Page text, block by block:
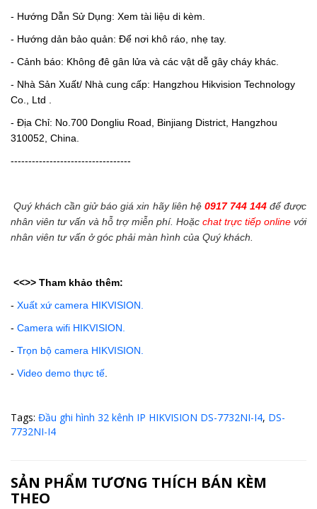
- Hướng Dẫn Sử Dụng: Xem tài liệu di kèm.
- Hướng dản bảo quản: Để nơi khô ráo, nhẹ tay.
- Cảnh báo: Không đê gân lửa và các vật dễ gây cháy khác.
- Nhà Sản Xuất/ Nhà cung cấp: Hangzhou Hikvision Technology
Co., Ltd .
- Địa Chỉ: No.700 Dongliu Road, Binjiang District, Hangzhou
310052, China.
----------------------------------
Quý khách cần giử báo giá xin hãy liên hệ 0917 744 144để được
nhân viên tư vấn và hỗ trợ miễn phí. Hoặc chat trực tiếp onlinevới
nhân viên tư vấn ở góc phải màn hình của Quý khách.
<<>> Tham khảo thêm:
- Xuất xứ camera HIKVISION.
- Camera wifi HIKVISION.
- Trọn bộ camera HIKVISION.
- Video demo thực tế.
Tags: Đầu ghi hình 32 kênh IP HIKVISION DS-7732NI-I4, DS-
7732NI-I4
SẢN PHẨM TƯƠNG THÍCH BÁN KÈM
THEO